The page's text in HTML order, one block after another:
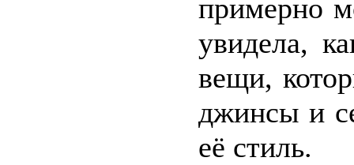
примерно
увидела,
вещи,
джинсы и
её стиль.